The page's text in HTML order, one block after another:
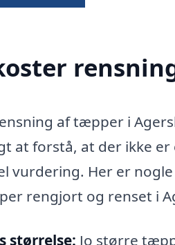
af tæpper i
at forstå, at der ikke
vurdering. Her er
rengjort og renset i
størrelse: Jo større